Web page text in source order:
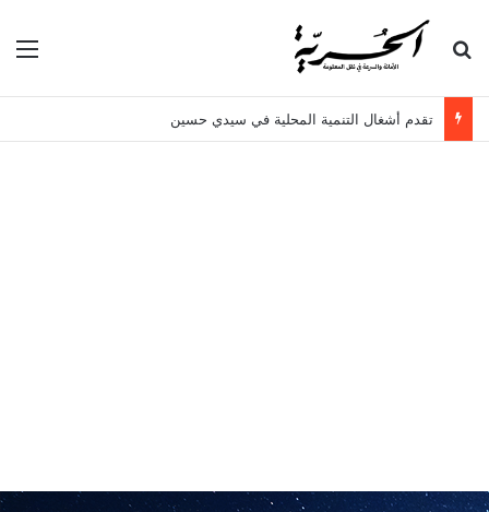
بحث عن
تقدم أشغال التنمية المحلية في سيدي حسين